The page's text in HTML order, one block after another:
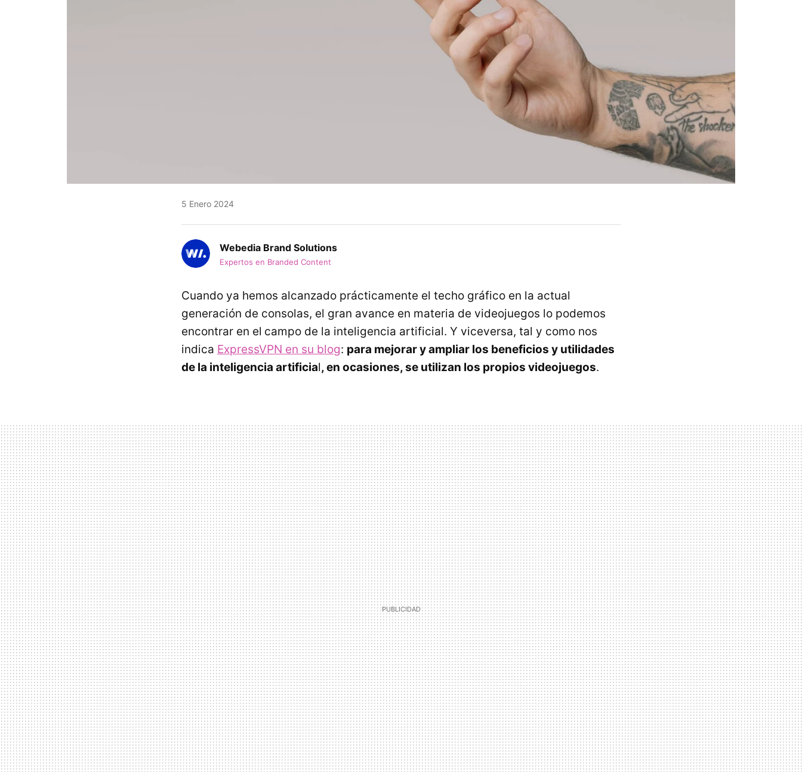
5 Enero 2024
Webedia Brand Solutions
Expertos en Branded Content
Cuando ya hemos alcanzado prácticamente el techo gráfico en la actual
generación de consolas, el gran avance en materia de videojuegos lo podemos
encontrar en el campo de la inteligencia artificial. Y viceversa, tal y como nos
indica ExpressVPN en su blog: para mejorar y ampliar los beneficios y utilidades
de la inteligencia artificial, en ocasiones, se utilizan los propios videojuegos.